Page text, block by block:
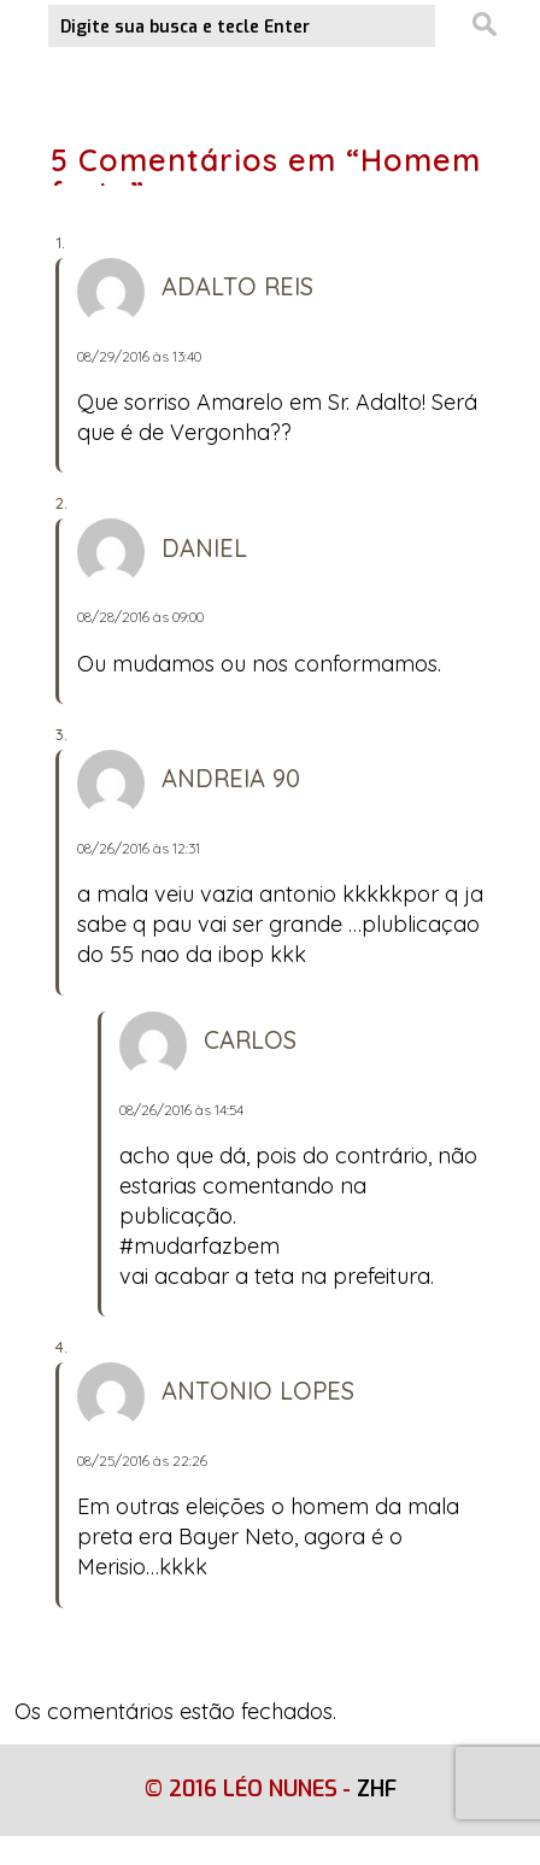
5 Comentários em “Homem
forte”
ADALTO REIS
08/29/2016 às 13:40
Que sorriso Amarelo em Sr. Adalto! Será
que é de Vergonha??
DANIEL
08/28/2016 às 09:00
Ou mudamos ou nos conformamos.
ANDREIA 90
08/26/2016 às 12:31
a mala veiu vazia antonio kkkkkpor q ja
sabe q pau vai ser grande …plublicaçao
do 55 nao da ibop kkk
CARLOS
08/26/2016 às 14:54
acho que dá, pois do contrário, não
estarias comentando na
publicação.
#mudarfazbem
vai acabar a teta na prefeitura.
ANTONIO LOPES
08/25/2016 às 22:26
Em outras eleições o homem da mala
preta era Bayer Neto, agora é o
Merisio…kkkk
Os comentários estão fechados.
© 2016 LÉO NUNES - ZHF